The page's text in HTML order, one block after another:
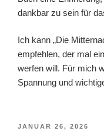
dankbar zu sein für
Ich kann „Die
empfehlen, der mal
werfen will. Für mich
Spannung und
VERÖFFENTLICHT
JANUAR 26, 2026